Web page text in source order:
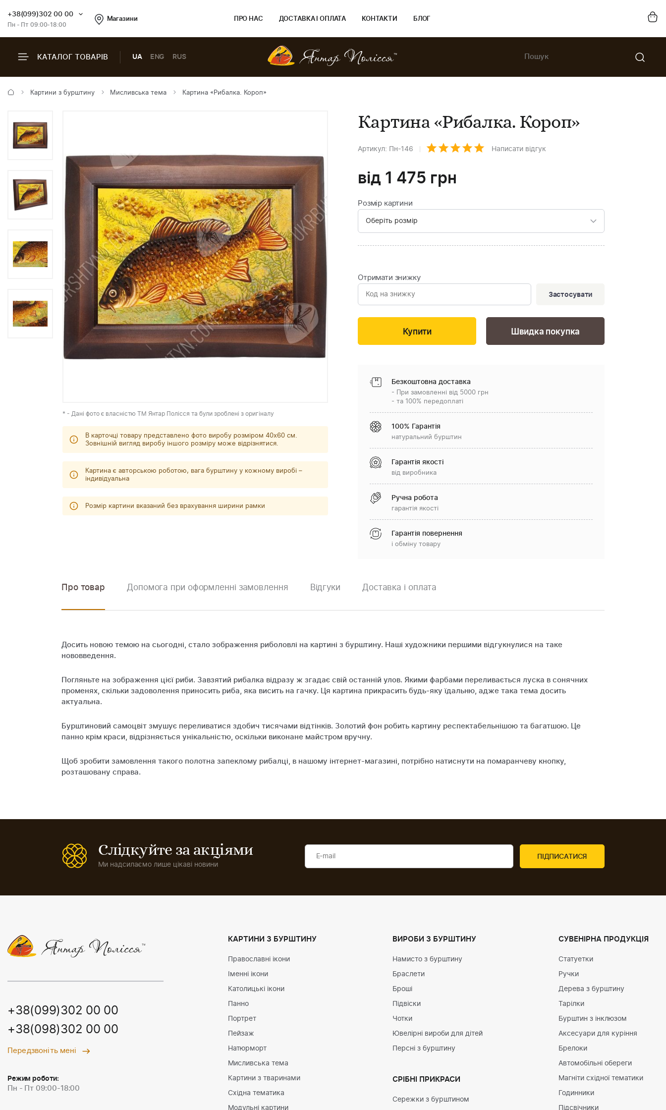
+38(099)302 00 00
Пн - Пт 09:00-18:00
Магазини ПРО НАС ДОСТАВКА І ОПЛАТА КОНТАКТИ БЛОГ
КАТАЛОГ ТОВАРІВ UA ENG RUS
Картини з бурштину Мисливська тема Картина «Рибалка. Короп»
* - Дані фото є власністю ТМ Янтар Полісся та були зроблені з оригіналу
В карточці товару представлено фото виробу розміром 40x60 см.
Зовнішній вигляд виробу іншого розміру може відрізнятися.
Картина є авторською роботою, вага бурштину у кожному виробі –
індивідуальна
Розмір картини вказаний без врахування ширини рамки
Картина «Рибалка. Короп»
Артикул: Пн-146 Написати відгук
від 1 475 грн
Розмір картини
Отримати знижку
Застосувати
Швидка покупка
Безкоштовна доставка
- При замовленні від 5000 грн
- та 100% передоплаті
100% Гарантія
натуральний бурштин
Гарантія якості
від виробника
Ручна робота
гарантія якості
Гарантія повернення
і обміну товару
Про товар Допомога при оформленні замовлення Відгуки Доставка і оплата
Досить новою темою на сьогодні, стало зображення риболовлі на картині з бурштину. Наші художники першими відгукнулися на таке
нововведення.
Погляньте на зображення цієї риби. Завзятий рибалка відразу ж згадає свій останній улов. Якими фарбами переливається луска в сонячних
променях, скільки задоволення приносить риба, яка висить на гачку. Ця картина прикрасить будь-яку їдальню, адже така тема досить
актуальна.
Бурштиновий самоцвіт змушує переливатися здобич тисячами відтінків. Золотий фон робить картину респектабельнішою та багатшою. Це
панно крім краси, відрізняється унікальністю, оскільки виконане майстром вручну.
Щоб зробити замовлення такого полотна запеклому рибалці, в нашому інтернет-магазині, потрібно натиснути на помаранчеву кнопку,
розташовану справа.
Слідкуйте за акціями
Ми надсилаємо лише цікаві новини
+38(099)302 00 00
+38(098)302 00 00
Передзвоніть мені
Режим роботи:
Пн - Пт 09:00-18:00
КАРТИНИ З БУРШТИНУ
Православні ікони
Іменні ікони
Католицькі ікони
Панно
Портрет
Пейзаж
Натюрморт
Мисливська тема
Картини з тваринами
Східна тематика
Модульні картини
ВИРОБИ З БУРШТИНУ
Намисто з бурштину
Браслети
Броші
Підвіски
Чотки
Ювелірні вироби для дітей
Персні з бурштину
СРІБНІ ПРИКРАСИ
Сережки з бурштином
СУВЕНІРНА ПРОДУКЦІЯ
Статуетки
Ручки
Дерева з бурштину
Тарілки
Бурштин з інклюзом
Аксесуари для куріння
Брелоки
Автомобільні обереги
Магніти східної тематики
Годинники
Підсвічники